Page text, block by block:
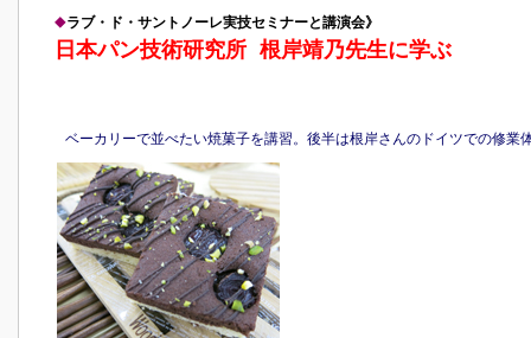
◆ラブ・ド・サントノーレ実技セミナーと講演会》
日本パン技術研究所 根岸靖乃先生に学ぶ
ベーカリーで並べたい焼菓子を講習。後半は根岸さんのドイツでの修業